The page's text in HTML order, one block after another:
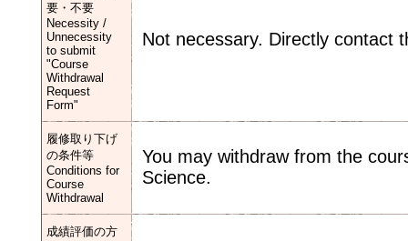
要・不要
Necessity /
Unnecessity
to submit
"Course
Withdrawal
Request
Form"
Not necessary. Directly contact
履修取り下げ
の条件等
Conditions for
Course
Withdrawal
You may withdraw from the
Science.
成績評価の方